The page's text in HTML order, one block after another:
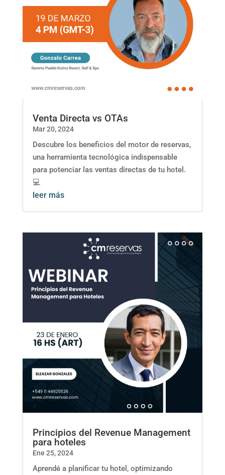
Venta Directa vs OTAs
Mar 20, 2024
Descubre los beneficios del motor de reservas,
una herramienta tecnológica indispensable
para potenciar las ventas directas de tu hotel.
💻
leer más
Principios del Revenue Management
para hoteles
Ene 25, 2024
Aprendé a planificar tu hotel, optimizando